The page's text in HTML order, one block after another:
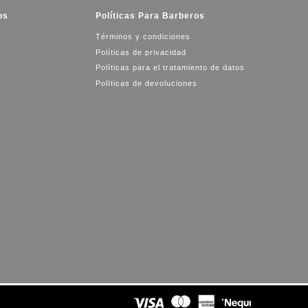
Políticas Para Barberos
Términos y condiciones
Políticas de privacidad
Políticas para el tratamiento de datos
Políticas de devoluciones